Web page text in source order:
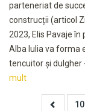
parteneriat de
construcții (articol
2023, Elis Pavaje în
Alba Iulia va forma
tencuitor şi dulgher
mult
10